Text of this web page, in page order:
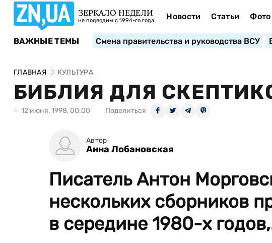
ЗЕРКАЛО НЕДЕЛИ
не подводим с 1994-го года Новости Статьи Фото
ВАЖНЫЕ ТЕМЫ Смена правительства и руководства ВСУ
ГЛАВНАЯ КУЛЬТУРА
БИБЛИЯ ДЛЯ
12 июня, 1998, 00:00 Поделиться
Автор
Анна Лобановская
Писатель Антон
нескольких сборников
в середине 1980-х